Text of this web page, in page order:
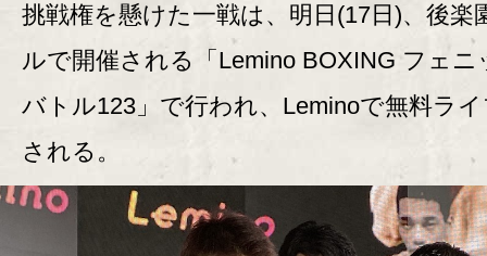
挑戦権を懸けた一戦は、明日(17日)、後楽
ルで開催される「Lemino BOXING フェニ
バトル123」で行われ、Leminoで無料ラ
される。